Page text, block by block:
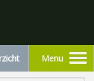
Toggle
navigation
Menu